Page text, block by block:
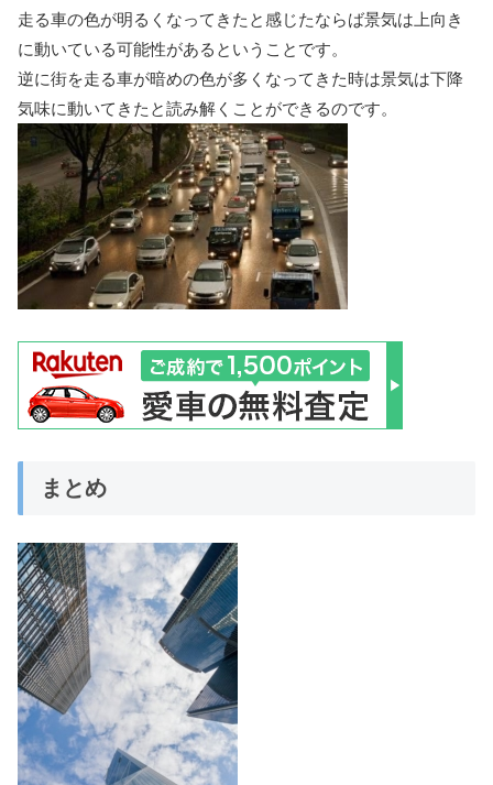
走る車の色が明るくなってきたと感じたならば景気は上向き
に動いている可能性があるということです。
逆に街を走る車が暗めの色が多くなってきた時は景気は下降
気味に動いてきたと読み解くことができるのです。
まとめ